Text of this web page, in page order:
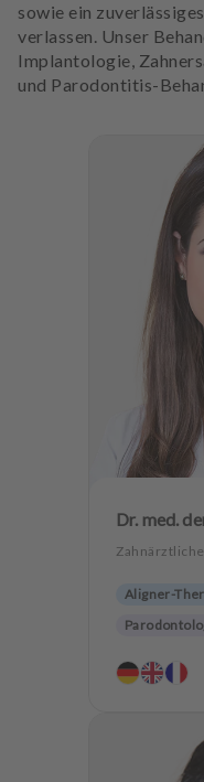
sowie ein
verlassen. Unser
Implantologie,
und Parodontitis-
Dr. med.
Aligner-